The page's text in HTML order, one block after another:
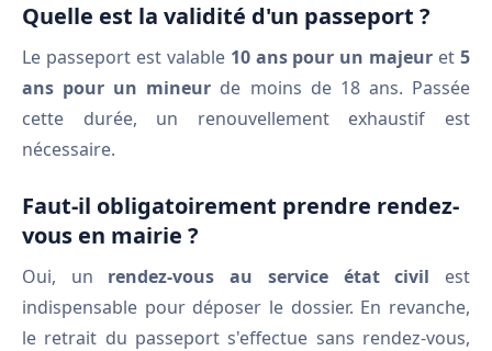
Quelle est la validité d'un passeport ?
Le passeport est valable 10 ans pour un majeur et5
ans pour un mineur de moins de 18 ans. Passée
cette durée, un renouvellement exhaustif est
nécessaire.
Faut-il obligatoirement prendre rendez-
vous en mairie ?
Oui, un rendez-vous au service état civil est
indispensable pour déposer le dossier. En revanche,
le retrait du passeport s'effectue sans rendez-vous,